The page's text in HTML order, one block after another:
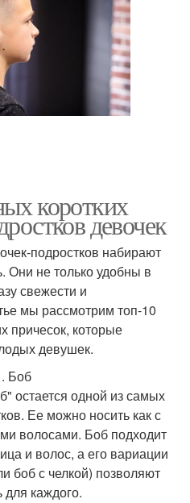
коротких
девочек
подростков набирают
Они не только удобны в
свежести и
мы рассмотрим топ-10
причесок, которые
девушек.
Боб
остается одной из самых
Ее можно носить как с
волосами. Боб подходит
и волос, а его вариации
боб с челкой) позволяют
каждого.